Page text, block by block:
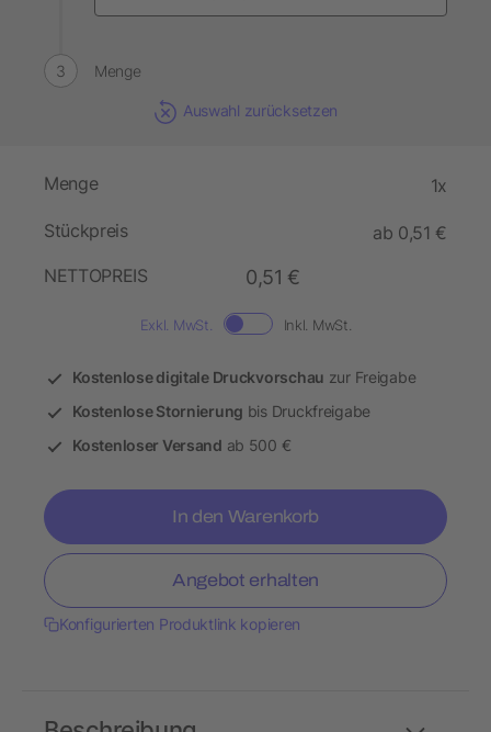
Menge
Auswahl zurücksetzen
Menge 1x
Stückpreis
ab 0,51 €
NETTOPREIS
0,51 €
Exkl. MwSt. Inkl. MwSt.
Kostenlose digitale Druckvorschau zur Freigabe
Kostenlose Stornierung bis Druckfreigabe
Kostenloser Versand ab 500 €
In den Warenkorb
Angebot erhalten
Konfigurierten Produktlink kopieren